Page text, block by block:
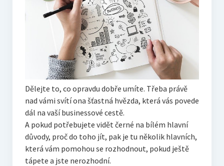
Dělejte to, co opravdu dobře umíte. Třeba právě
nad vámi svítí ona šťastná hvězda, která vás povede
dál na vaší businessové cestě.
A pokud potřebujete vidět černé na bílém hlavní
důvody, proč do toho jít, pak je tu několik hlavních,
která vám pomohou se rozhodnout, pokud ještě
tápete a jste nerozhodní.